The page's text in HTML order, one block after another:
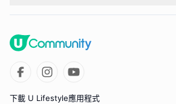
下載 U Lifestyle應用程式